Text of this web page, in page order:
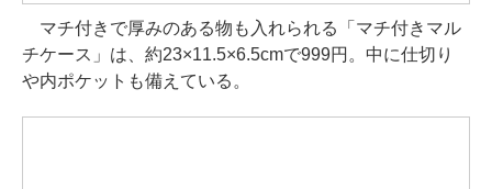
マチ付きで厚みのある物も入れられる「マチ付きマル
チケース」は、約23×11.5×6.5cmで999円。中に仕切り
や内ポケットも備えている。